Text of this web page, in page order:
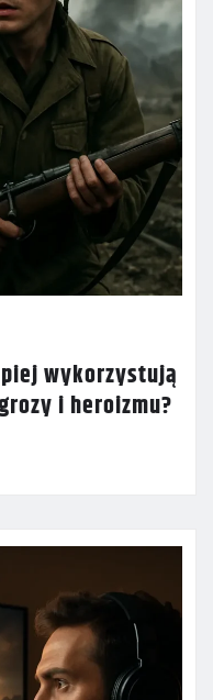
wykorzystują
i heroizmu?